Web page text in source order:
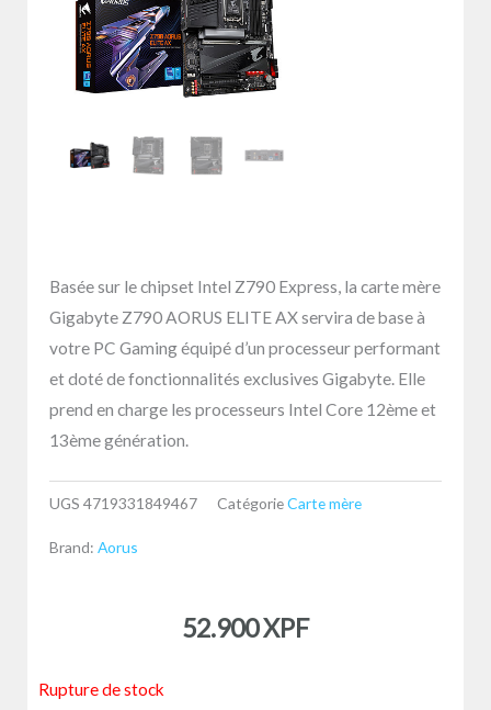
Basée sur le chipset Intel Z790 Express, la carte mère
Gigabyte Z790 AORUS ELITE AX servira de base à
votre PC Gaming équipé d’un processeur performant
et doté de fonctionnalités exclusives Gigabyte. Elle
prend en charge les processeurs Intel Core 12ème et
13ème génération.
UGS 4719331849467 CatégorieCarte mère
Brand: Aorus
52.900XPF
Rupture de stock